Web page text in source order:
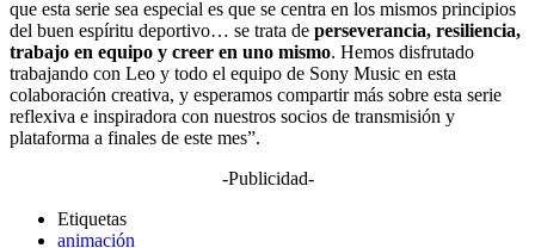
que esta serie sea especial es que se centra en los mismos principios
del buen espíritu deportivo… se trata de perseverancia, resiliencia,
trabajo en equipo y creer en uno mismo. Hemos disfrutado
trabajando con Leo y todo el equipo de Sony Music en esta
colaboración creativa, y esperamos compartir más sobre esta serie
reflexiva e inspiradora con nuestros socios de transmisión y
plataforma a finales de este mes”.
-Publicidad-
Etiquetas
animación